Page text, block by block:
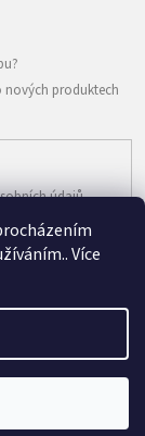
Více
nových produktech
údajů